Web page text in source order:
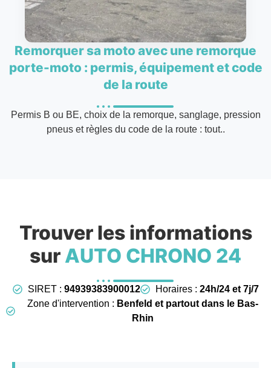
Remorquer sa moto avec une remorque
porte-moto : permis, équipement et code
de la route
Permis B ou BE, choix de la remorque, sanglage, pression
pneus et règles du code de la route : tout..
Trouver les informations
sur AUTO CHRONO 24
SIRET : 94939383900012 Horaires : 24h/24 et 7j/7
Zone d'intervention : Benfeld et partout dans le Bas-
Rhin